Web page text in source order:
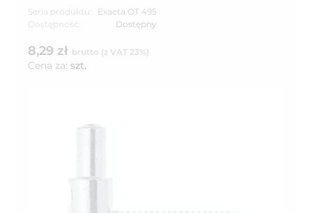
Seria produktu:
Exacta OT 495
Dostępność:
Dostępny
8,29 zł brutto (z VAT 23%)
Cena za: szt.